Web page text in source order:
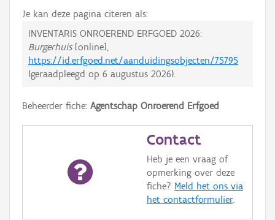
Je kan deze pagina citeren als:
INVENTARIS ONROEREND ERFGOED 2026:
Burgerhuis[online],
https://id.erfgoed.net/aanduidingsobjecten/75795
(geraadpleegd op 6 augustus 2026).
Beheerder fiche: Agentschap Onroerend Erfgoed
Contact
Heb je een vraag of
opmerking over deze
fiche? Meld het ons via
het contactformulier.